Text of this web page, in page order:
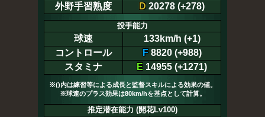
外野手習熟度
D 20278 (+278)
投手能力
球速
133km/h (+1)
コントロール
F8820 (+988)
スタミナ
E 14955 (+1271)
※()内は練習等による成長と監督スキルによる効果の値。
※球速のプラス効果は80km/hを基点として計算。
推定潜在能力 (開花Lv100)